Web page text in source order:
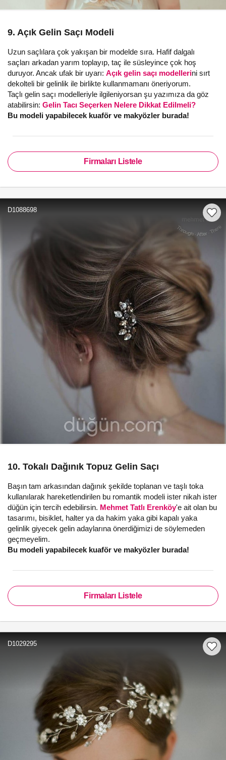
9. Açık Gelin Saçı Modeli
Uzun saçlılara çok yakışan bir modelde sıra. Hafif dalgalı
saçları arkadan yarım toplayıp, taç ile süsleyince çok hoş
duruyor. Ancak ufak bir uyarı: Açık gelin saçı modellerini sırt
dekolteli bir gelinlik ile birlikte kullanmamanı öneriyorum.
Taçlı gelin saçı modelleriyle ilgileniyorsan şu yazımıza da göz
atabilirsin: Gelin Tacı Seçerken Nelere Dikkat Edilmeli?
Bu modeli yapabilecek kuaför ve makyözler burada!
Firmaları Listele
D1088698
10. Tokalı Dağınık Topuz Gelin Saçı
Başın tam arkasından dağınık şekilde toplanan ve taşlı toka
kullanılarak hareketlendirilen bu romantik modeli ister nikah ister
düğün için tercih edebilirsin. Mehmet Tatlı Erenköy'e ait olan bu
tasarımı, bisiklet, halter ya da hakim yaka gibi kapalı yaka
gelinlik giyecek gelin adaylarına önerdiğimizi de söylemeden
geçmeyelim.
Bu modeli yapabilecek kuaför ve makyözler burada!
Firmaları Listele
D1029295